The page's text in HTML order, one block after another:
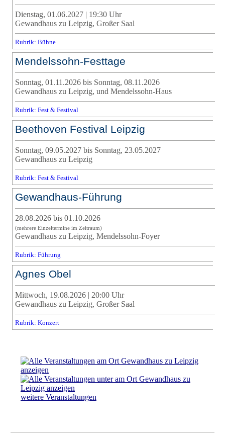
Dienstag, 01.06.2027 | 19:30 Uhr
Gewandhaus zu Leipzig, Großer Saal
Rubrik: Bühne
Mendelssohn-Festtage
Sonntag, 01.11.2026 bis Sonntag, 08.11.2026
Gewandhaus zu Leipzig, und Mendelssohn-Haus
Rubrik: Fest & Festival
Beethoven Festival Leipzig
Sonntag, 09.05.2027 bis Sonntag, 23.05.2027
Gewandhaus zu Leipzig
Rubrik: Fest & Festival
Gewandhaus-Führung
28.08.2026 bis 01.10.2026
(mehrere Einzeltermine im Zeitraum)
Gewandhaus zu Leipzig, Mendelssohn-Foyer
Rubrik: Führung
Agnes Obel
Mittwoch, 19.08.2026 | 20:00 Uhr
Gewandhaus zu Leipzig, Großer Saal
Rubrik: Konzert
weitere Veranstaltungen